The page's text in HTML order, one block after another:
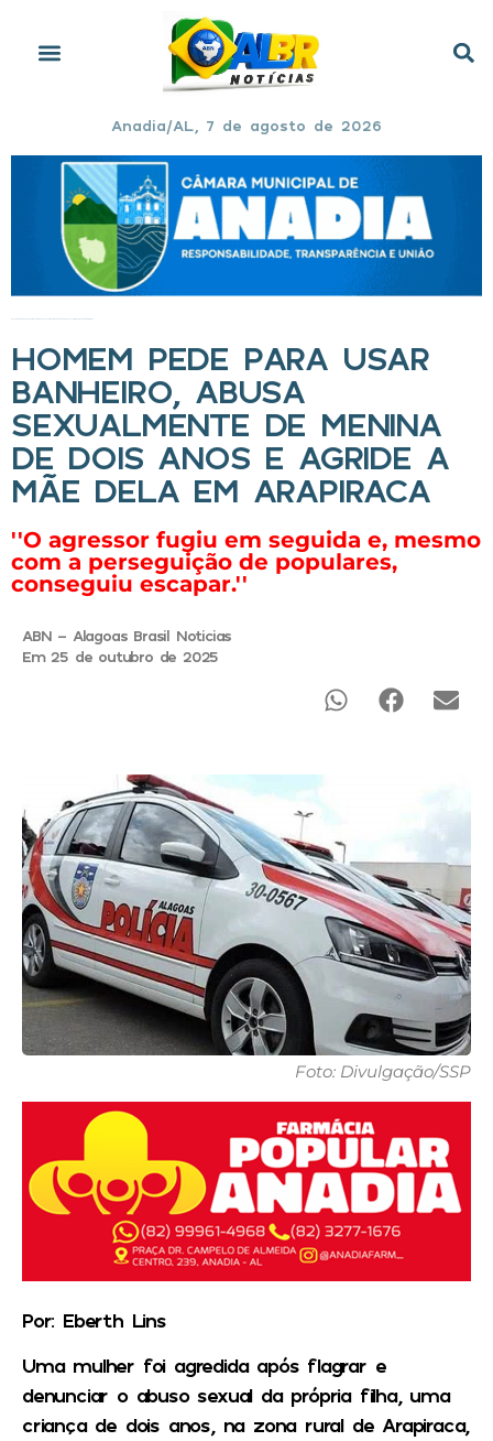
Anadia/AL, 7 de agosto de 2026
HOMEM PEDE PARA USAR
BANHEIRO, ABUSA
SEXUALMENTE DE MENINA
DE DOIS ANOS E AGRIDE A
MÃE DELA EM ARAPIRACA
''O agressor fugiu em seguida e, mesmo
com a perseguição de populares,
conseguiu escapar.''
ABN - Alagoas Brasil Noticias
Em 25 de outubro de 2025
Foto: Divulgação/SSP
Por: Eberth Lins
Uma mulher foi agredida após flagrar e
denunciar o abuso sexual da própria filha, uma
criança de dois anos, na zona rural de Arapiraca,